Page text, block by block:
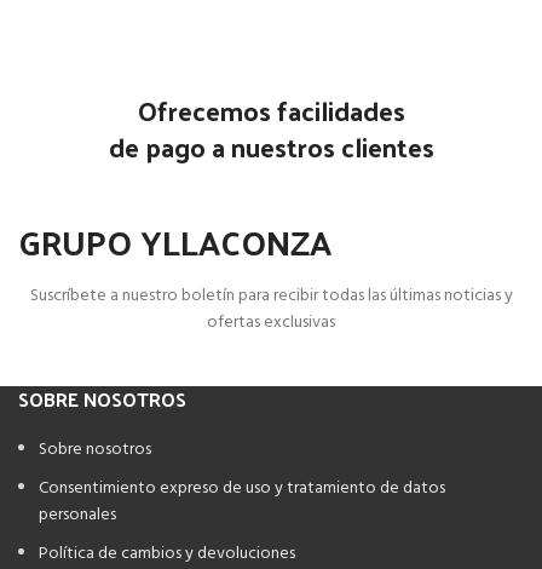
Ofrecemos facilidades
de pago a nuestros clientes
GRUPO YLLACONZA
Suscríbete a nuestro boletín para recibir todas las últimas noticias y
ofertas exclusivas
SOBRE NOSOTROS
Sobre nosotros
Consentimiento expreso de uso y tratamiento de datos
personales
Política de cambios y devoluciones